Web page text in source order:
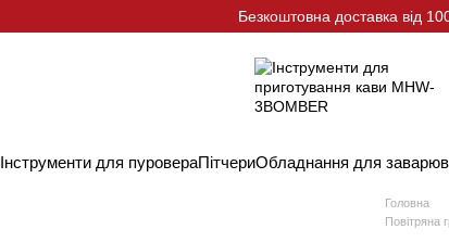
Безкоштовна доставка від
Інструменти для пуровераПітчериОбладнання для
Головна
Повітряна